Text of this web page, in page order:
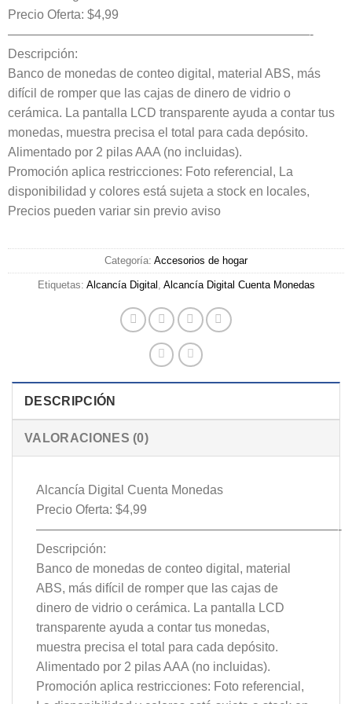
$10.89.$4.99.
Precio Oferta: $4,99
————————————————————————-
Descripción:
Banco de monedas de conteo digital, material ABS, más
difícil de romper que las cajas de dinero de vidrio o
cerámica. La pantalla LCD transparente ayuda a contar tus
monedas, muestra precisa el total para cada depósito.
Alimentado por 2 pilas AAA (no incluidas).
Promoción aplica restricciones: Foto referencial, La
disponibilidad y colores está sujeta a stock en locales,
Precios pueden variar sin previo aviso
Categoría: Accesorios de hogar
Etiquetas: Alcancía Digital Alcancía Digital Cuenta Monedas
DESCRIPCIÓN
VALORACIONES (0)
Alcancía Digital Cuenta Monedas
Precio Oferta: $4,99
————————————————————————-
Descripción:
Banco de monedas de conteo digital, material
ABS, más difícil de romper que las cajas de
dinero de vidrio o cerámica. La pantalla LCD
transparente ayuda a contar tus monedas,
muestra precisa el total para cada depósito.
Alimentado por 2 pilas AAA (no incluidas).
Promoción aplica restricciones: Foto referencial,